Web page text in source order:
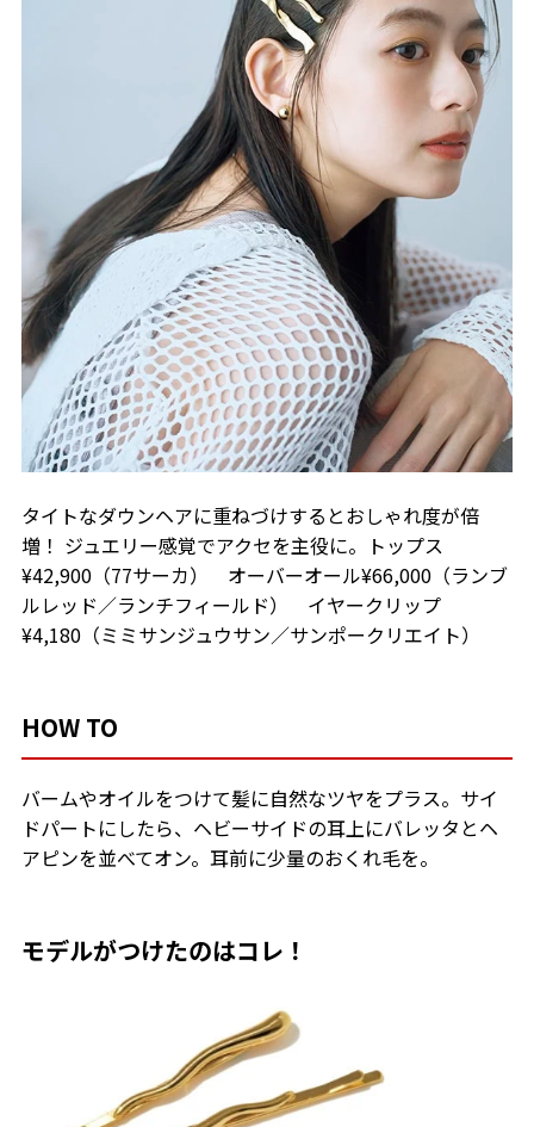
タイトなダウンヘアに重ねづけするとおしゃれ度が倍
増！ ジュエリー感覚でアクセを主役に。トップス
¥42,900（77サーカ） オーバーオール¥66,000（ランブ
ルレッド／ランチフィールド） イヤークリップ
¥4,180（ミミサンジュウサン／サンポークリエイト）
HOW TO
バームやオイルをつけて髪に自然なツヤをプラス。サイ
ドパートにしたら、ヘビーサイドの耳上にバレッタとヘ
アピンを並べてオン。耳前に少量のおくれ毛を。
モデルがつけたのはコレ！